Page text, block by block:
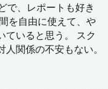
で、レポートも好き
を自由に使えて、や
ていると思う。 スク
関係の不安もない。